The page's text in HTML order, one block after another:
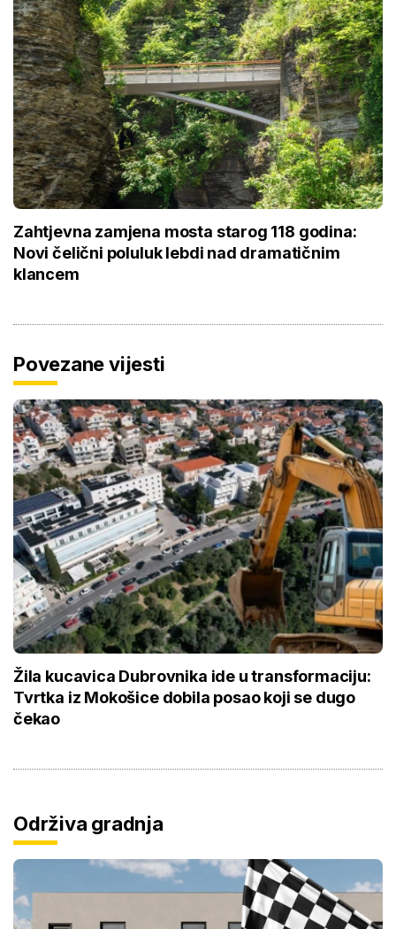
Zahtjevna zamjena mosta starog 118 godina:
Novi čelični poluluk lebdi nad dramatičnim
klancem
Povezane vijesti
Žila kucavica Dubrovnika ide u transformaciju:
Tvrtka iz Mokošice dobila posao koji se dugo
čekao
Održiva gradnja